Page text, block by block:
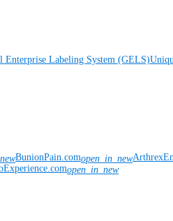
Enterprise Labeling System (GELS)
BunionPain.comopen_in_new
open_in_new